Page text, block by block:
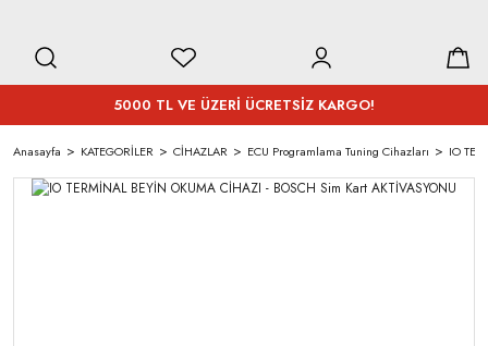
5000 TL VE ÜZERİ ÜCRETSİZ KARGO!
Anasayfa KATEGORİLER CİHAZLAR ECU Programlama Tuning Cihazları IO